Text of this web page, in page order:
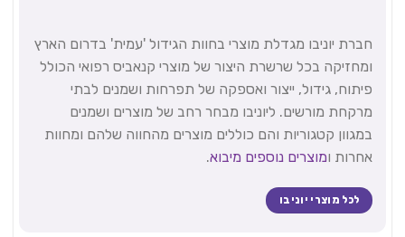
חברת יוניבו מגדלת מוצרי בחוות הגידול 'עמית' בדרום הארץ
ומחזיקה בכל שרשרת היצור של מוצרי קנאביס רפואי הכולל
פיתוח, גידול, ייצור ואספקה של תפרחות ושמנים לבתי
מרקחת מורשים. ליוניבו מבחר רחב של מוצרים ושמנים
במגוון קטגוריות והם כוללים מוצרים מהחווה שלהם ומחוות
אחרות ומוצרים נוספים מיבוא.
לכל מוצרי יוניבו